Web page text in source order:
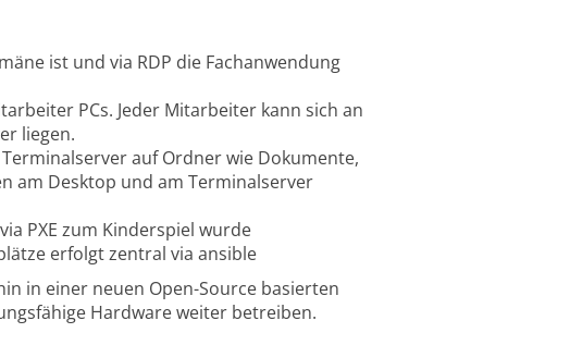
ist und via RDP die Fachanwendung
PCs. Jeder Mitarbeiter kann sich an
liegen.
auf Ordner wie Dokumente,
am Desktop und am Terminalserver
PXE zum Kinderspiel wurde
erfolgt zentral via ansible
in einer neuen Open-Source basierten
Hardware weiter betreiben.